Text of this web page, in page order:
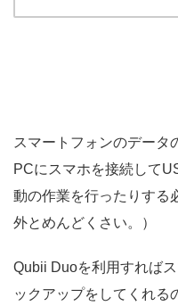
スマートフォンのデータ
PCにスマホを接続して
動の作業を行ったりする
外とめんどくさい。）
Qubii Duoを利用すれば
ックアップをしてくれる